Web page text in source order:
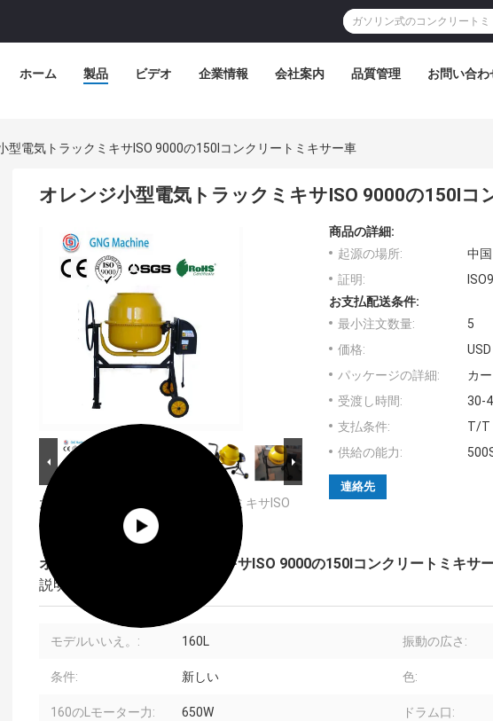
ホーム 製品 ビデオ 企業情報 会社案内 品質管理 お問い合わ
型電気トラックミキサISO 9000の150lコンクリートミキサー車
オレンジ小型電気トラックミキサISO 9000の150lコ
大画像 :
オレンジ小型電気トラックミキサISO
9000の150lコンクリートミキサー車
商品の詳細:
起源の場所:
中国
証明:
お支払配送条件:
最小注文数量:
5
価格:
パッケージの詳細:
カ
受渡し時間:
30-
支払条件:
T/T
供給の能力:
連絡先
オレンジ小型電気トラックミキサISO 9000の150lコンクリートミキサ
説明
モデルいいえ。: 160L 振動の広さ:
条件: 新しい 色:
160のLモーター力: 650W ドラム口: